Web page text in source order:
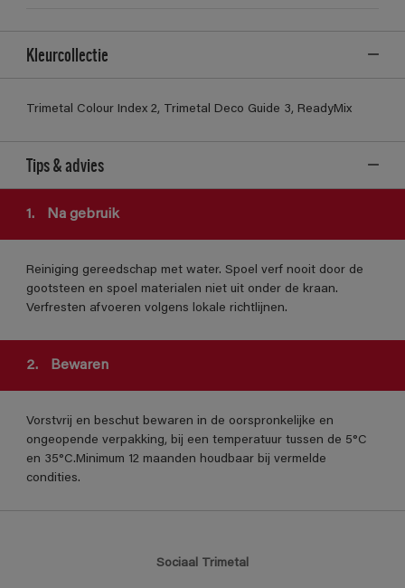
Kleurcollectie
Trimetal Colour Index 2, Trimetal Deco Guide 3, ReadyMix
Tips & advies
1. Na gebruik
Reiniging gereedschap met water. Spoel verf nooit door de
gootsteen en spoel materialen niet uit onder de kraan.
Verfresten afvoeren volgens lokale richtlijnen.
2. Bewaren
Vorstvrij en beschut bewaren in de oorspronkelijke en
ongeopende verpakking, bij een temperatuur tussen de 5°C
en 35°C.Minimum 12 maanden houdbaar bij vermelde
condities.
Sociaal Trimetal